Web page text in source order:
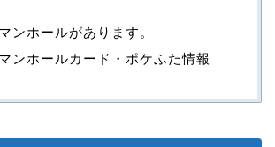
ンホールがあります。
ンホールカード・ポケふた情報